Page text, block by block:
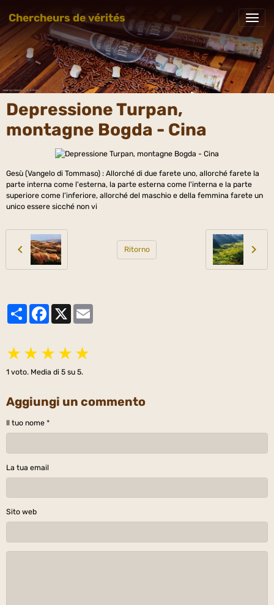
Chercheurs de vérités
Depressione Turpan,
montagne Bogda - Cina
Gesù (Vangelo di Tommaso) : Allorché di due farete uno, allorché farete la
parte interna come l'esterna, la parte esterna come l'interna e la parte
superiore come l'inferiore, allorché del maschio e della femmina farete un
unico essere sicché non vi
Ritorno
PartagerFacebook
★ ★ ★ ★ ★
1 voto. Media di 5 su 5.
Aggiungi un commento
Il tuo nome
La tua email
Sito web